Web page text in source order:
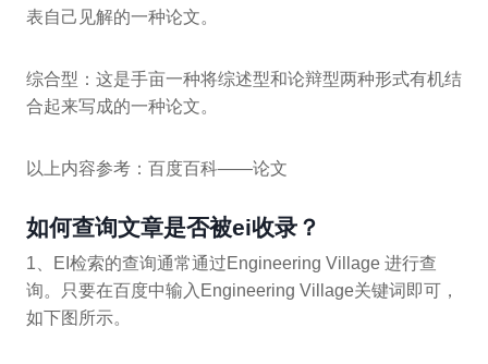
表自己见解的一种论文。
综合型：这是手亩一种将综述型和论辩型两种形式有机结
合起来写成的一种论文。
以上内容参考：百度百科——论文
如何查询文章是否被ei收录？
1、EI检索的查询通常通过Engineering Village 进行查
询。只要在百度中输入Engineering Village关键词即可，
如下图所示。